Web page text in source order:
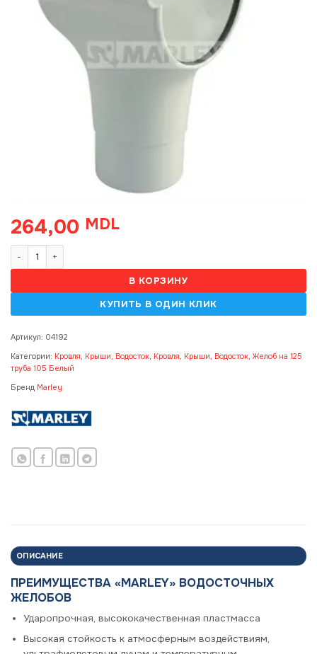
264,00 MDL
Количество товара Воронка желоба, 125-105, белая
В КОРЗИНУ
Артикул: 04192
Категории: Кровля, Крыши, Водосток, Кровля, Крыши, Водосток, Желоб на 125
труба 105 Белый
Бренд Marley
ОПИСАНИЕ
ПРЕИМУЩЕСТВА «MARLEY» ВОДОСТОЧНЫХ
ЖЕЛОБОВ
Ударопрочная, высококачественная пластмасса
Высокая стойкость к атмосферным воздействиям,